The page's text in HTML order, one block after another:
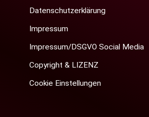
Datenschutzerklärung
Impressum
Impressum/DSGVO Social Media
Copyright & LIZENZ
Cookie Einstellungen